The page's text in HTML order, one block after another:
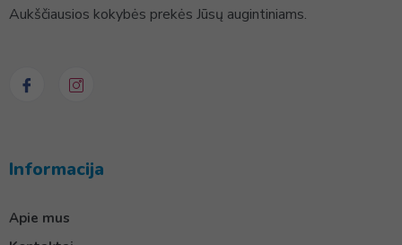
Aukščiausios kokybės prekės Jūsų augintiniams.
Informacija
Apie mus